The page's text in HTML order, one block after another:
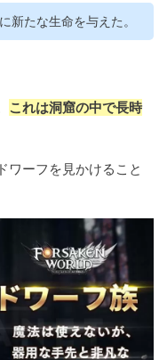
新たな生命を与えた。
これは洞窟の中で長時
ワーフを見かけること